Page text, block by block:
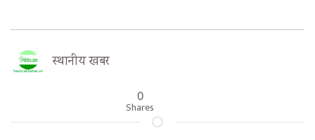
स्थानीय खबर
0
Shares